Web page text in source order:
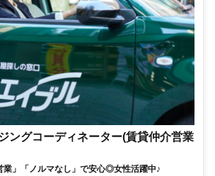
ングコーディネーター(賃貸仲介営業
業」「ノルマなし」で安心◎女性活躍中♪